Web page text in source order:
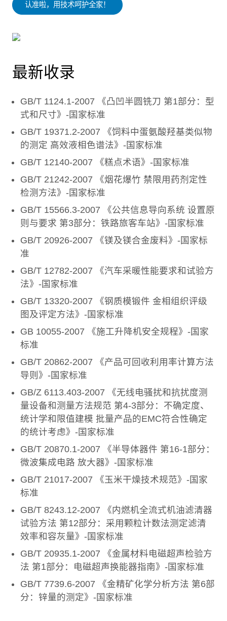
认准啦，用技术呵护全家！
最新收录
GB/T 1124.1-2007 《凸凹半圆铣刀 第1部分：型
式和尺寸》-国家标准
GB/T 19371.2-2007 《饲料中蛋氨酸羟基类似物
的测定 高效液相色谱法》-国家标准
GB/T 12140-2007 《糕点术语》-国家标准
GB/T 21242-2007 《烟花爆竹 禁限用药剂定性
检测方法》-国家标准
GB/T 15566.3-2007 《公共信息导向系统 设置原
则与要求 第3部分：铁路旅客车站》-国家标准
GB/T 20926-2007 《镁及镁合金废料》-国家标
准
GB/T 12782-2007 《汽车采暖性能要求和试验方
法》-国家标准
GB/T 13320-2007 《钢质模锻件 金相组织评级
图及评定方法》-国家标准
GB 10055-2007 《施工升降机安全规程》-国家
标准
GB/T 20862-2007 《产品可回收利用率计算方法
导则》-国家标准
GB/Z 6113.403-2007 《无线电骚扰和抗扰度测
量设备和测量方法规范 第4-3部分：不确定度、
统计学和限值建模 批量产品的EMC符合性确定
的统计考虑》-国家标准
GB/T 20870.1-2007 《半导体器件 第16-1部分：
微波集成电路 放大器》-国家标准
GB/T 21017-2007 《玉米干燥技术规范》-国家
标准
GB/T 8243.12-2007 《内燃机全流式机油滤清器
试验方法 第12部分：采用颗粒计数法测定滤清
效率和容灰量》-国家标准
GB/T 20935.1-2007 《金属材料电磁超声检验方
法 第1部分：电磁超声换能器指南》-国家标准
GB/T 7739.6-2007 《金精矿化学分析方法 第6部
分：锌量的测定》-国家标准